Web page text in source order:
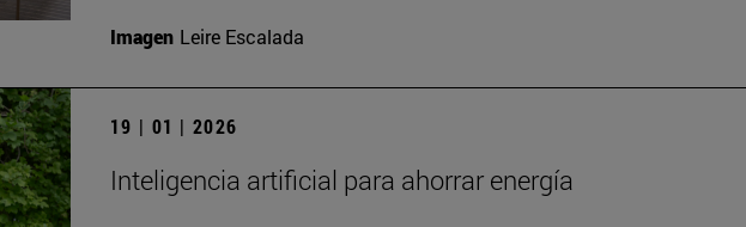
Imagen Leire Escalada
19 | 01 | 2026
Inteligencia artificial para ahorrar energía